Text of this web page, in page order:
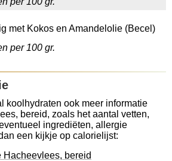
met Kokos en Amandelolie (Becel)
per 100 gr.
koolhydraten ook meer informatie
bereid, zoals het aantal vetten,
ingrediëten, allergie
een kijkje op calorielijst:
bereid